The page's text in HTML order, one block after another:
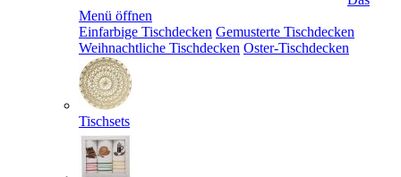
Menü öffnen
Einfarbige Tischdecken Gemusterte Tischdecken
Weihnachtliche Tischdecken Oster-Tischdecken
Tischsets